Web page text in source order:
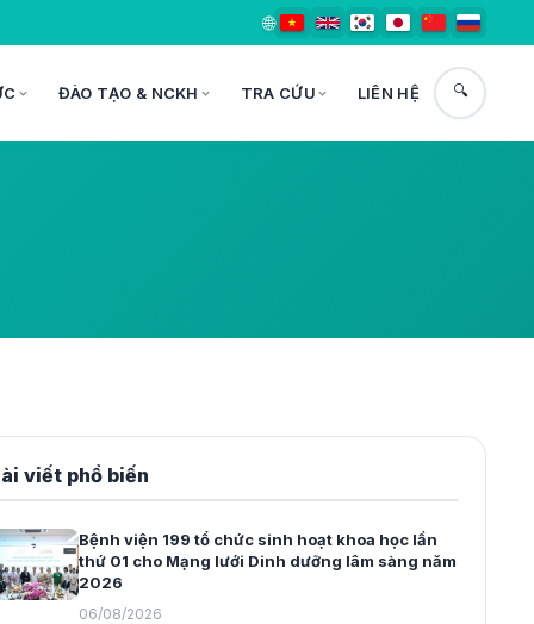
🌐
ĐÀO TẠO & NCKH TRA CỨU LIÊN HỆ 🔍
viết phổ biến
Bệnh viện 199 tổ chức sinh hoạt khoa học lần
thứ 01 cho Mạng lưới Dinh dưỡng lâm sàng năm
2026
06/08/2026